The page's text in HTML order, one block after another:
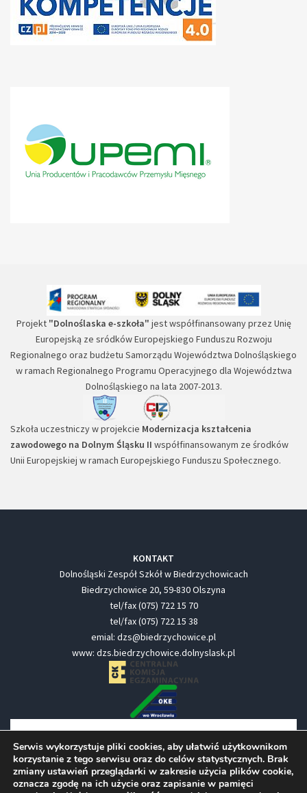
Projekt "Dolnoślaska e-szkoła" jest współfinansowany przez Unię
Europejską ze sródków Europejskiego Funduszu Rozwoju
Regionalnego oraz budżetu Samorządu Województwa Dolnośląskiego
w ramach Regionalnego Programu Operacyjnego dla Województwa
Dolnośląskiego na lata 2007-2013.
Szkoła uczestniczy w projekcie Modernizacja kształcenia
zawodowego na Dolnym Śląsku II współfinansowanym ze środków
Unii Europejskiej w ramach Europejskiego Funduszu Społecznego.
KONTAKT
Dolnośląski Zespół Szkół w Biedrzychowicach
Biedrzychowice 20, 59-830 Olszyna
tel/fax (075) 722 15 70
tel/fax (075) 722 15 38
emial: dzs@biedrzychowice.pl
www: dzs.biedrzychowice.dolnyslask.pl
Serwis wykorzystuje pliki cookies, aby ułatwić użytkownikom
korzystanie z tego serwisu oraz do celów statystycznych. Brak
zmiany ustawień przeglądarki w zakresie użycia plików cookie,
oznacza zgodę na ich użycie oraz zapisanie w pamięci